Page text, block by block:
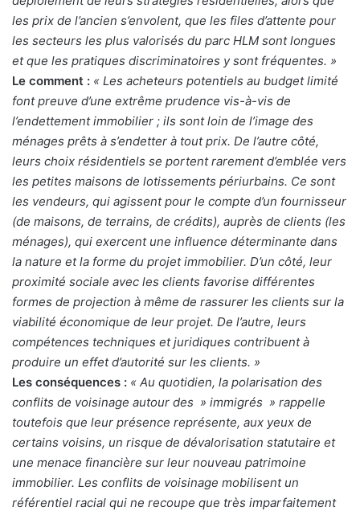
les prix de l’ancien s’envolent, que les files d’attente pour
les secteurs les plus valorisés du parc HLM sont longues
et que les pratiques discriminatoires y sont fréquentes. »
Le comment : « Les acheteurs potentiels au budget limité
font preuve d’une extrême prudence vis-à-vis de
l’endettement immobilier ; ils sont loin de l’image des
ménages prêts à s’endetter à tout prix. De l’autre côté,
leurs choix résidentiels se portent rarement d’emblée vers
les petites maisons de lotissements périurbains. Ce sont
les vendeurs, qui agissent pour le compte d’un fournisseur
(de maisons, de terrains, de crédits), auprès de clients (les
ménages), qui exercent une influence déterminante dans
la nature et la forme du projet immobilier. D’un côté, leur
proximité sociale avec les clients favorise différentes
formes de projection à même de rassurer les clients sur la
viabilité économique de leur projet. De l’autre, leurs
compétences techniques et juridiques contribuent à
produire un effet d’autorité sur les clients. »
Les conséquences : « Au quotidien, la polarisation des
conflits de voisinage autour des » immigrés » rappelle
toutefois que leur présence représente, aux yeux de
certains voisins, un risque de dévalorisation statutaire et
une menace financière sur leur nouveau patrimoine
immobilier. Les conflits de voisinage mobilisent un
référentiel racial qui ne recoupe que très imparfaitement